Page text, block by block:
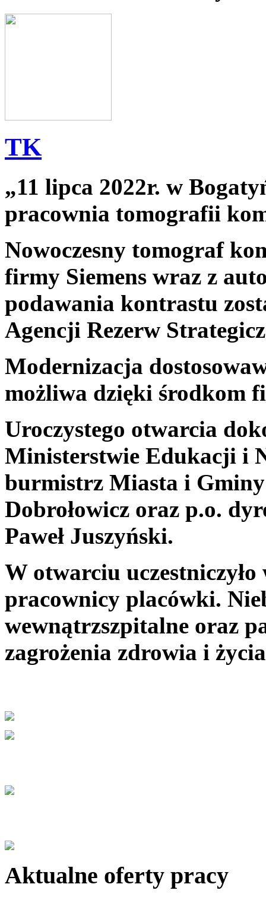
TK
„11 lipca 2022r. w
pracownia tomografii
Nowoczesny tomograf
firmy Siemens wraz z
podawania kontrastu
Agencji Rezerw
Modernizacja
możliwa dzięki środkom
Uroczystego otwarcia
Ministerstwie Edukacji i
burmistrz Miasta i
Dobrołowicz oraz p.o.
Paweł Juszyński.
W otwarciu
pracownicy placówki.
wewnątrzszpitalne oraz
zagrożenia zdrowia i
Aktualne oferty pracy